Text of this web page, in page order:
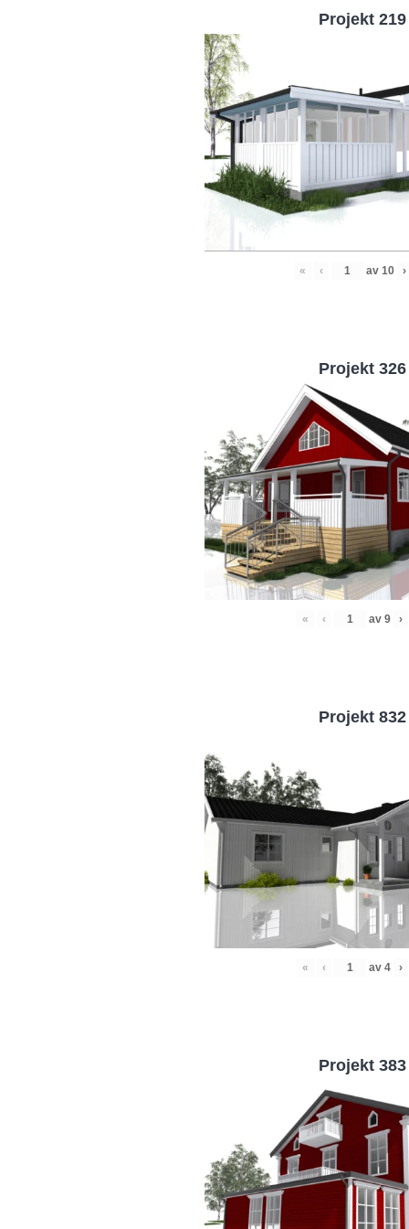
Projekt 219
« ‹ av 10 ›
Projekt 326
« ‹ av 9 ›
Projekt 832
« ‹ av 4 ›
Projekt 383